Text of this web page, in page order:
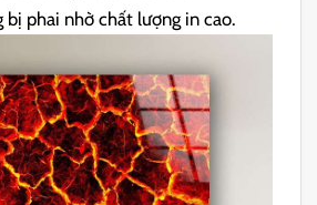
bị phai nhờ chất lượng in cao.